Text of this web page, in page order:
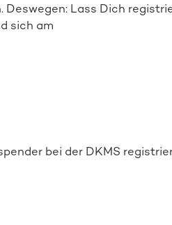
Deswegen: Lass Dich
sich am
bei der DKMS